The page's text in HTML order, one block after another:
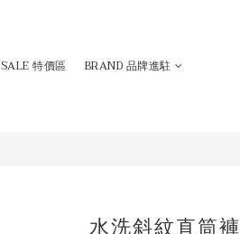
SALE 特價區
BRAND 品牌進駐